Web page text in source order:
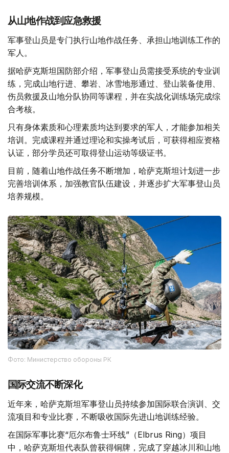
从山地作战到应急救援
军事登山员是专门执行山地作战任务、承担山地训练工作的
军人。
据哈萨克斯坦国防部介绍，军事登山员需接受系统的专业训
练，完成山地行进、攀岩、冰雪地形通过、登山装备使用、
伤员救援及山地分队协同等课程，并在实战化训练场完成综
合考核。
只有身体素质和心理素质均达到要求的军人，才能参加相关
培训。完成课程并通过理论和实操考试后，可获得相应资格
认证，部分学员还可取得登山运动等级证书。
目前，随着山地作战任务不断增加，哈萨克斯坦计划进一步
完善培训体系，加强教官队伍建设，并逐步扩大军事登山员
培养规模。
Фото: Министерство обороны РК
国际交流不断深化
近年来，哈萨克斯坦军事登山员持续参加国际联合演训、交
流项目和专业比赛，不断吸收国际先进山地训练经验。
在国际军事比赛“厄尔布鲁士环线”（Elbrus Ring）项目
中，哈萨克斯坦代表队曾获得铜牌，完成了穿越冰川和山地